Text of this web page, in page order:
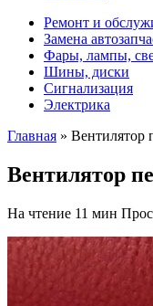
Ремонт и
Замена
Фары, лампы,
Шины, диски
Сигнализация
Электрика
Главная » Вентилятор
Вентилятор
На чтение 11 мин